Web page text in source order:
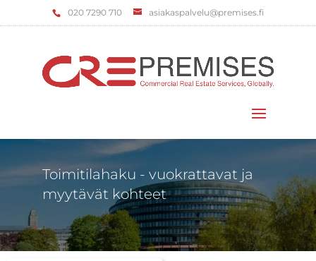
‌020 7290 710 asiakaspalvelu@premises.fi
Toimitilahaku - vuokrattavat ja
myytävät kohteet